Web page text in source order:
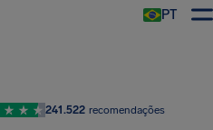
PT
241.522 recomendações